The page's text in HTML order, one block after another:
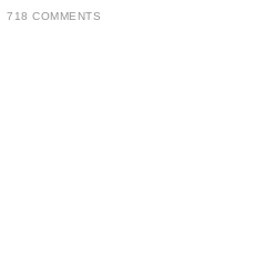
718 COMMENTS